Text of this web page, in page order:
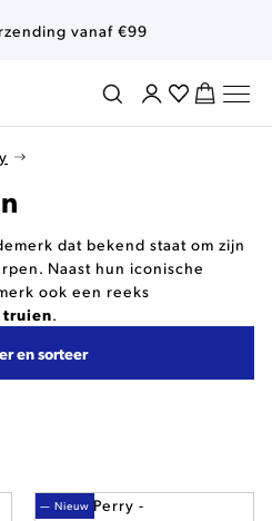
vanaf €99
dat bekend staat om zijn
Naast hun iconische
ook een reeks
truien.
en sorteer
— Nieuw